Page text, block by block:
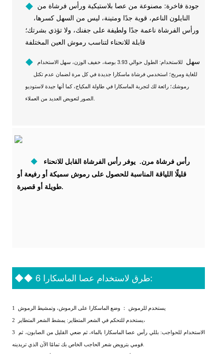
◆
النايلون الناعم، قوية جدًا ومتينة، ليس من السهل كسرها،
ورأس الفرشاة ناعمة جدًا ولطيفة على جفنك، ولا تؤذي بشرتك؛
قابلة للانحناء لتناسب رموش العين المختلفة
◆ سهل للاستخدام: الطول حوالي 3.93 بوصة، خفيف الوزن، سهل الاستخدام
للغاية ومريح؛ استخدمي فرشاة ماسكارا جديدة في كل مرة لضمان عدم تكتل
رموشك؛ رائعة لك لتجربة الماسكارا في طاولة المكياج، كما أنها جيدة لاستوديو
◆
قليلًا اللياقة المناسبة للحصول على رموش سميكة أو رفيعة أو
طويلة أو قصيرة.
◆◆ 6 طرق لاستخدام عصا الماسكارا:
1 يستخدم للرموش ：
2 يستخدم للتحكم في الشعر المتطاير: يمشط الشعر المتطاير،
3